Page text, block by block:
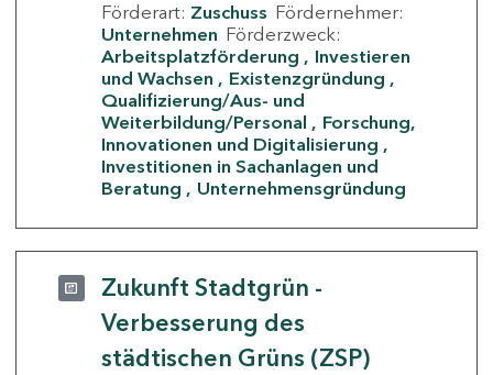
Förderart: Zuschuss Fördernehmer:
Unternehmen Förderzweck:
Arbeitsplatzförderung
Investieren
und Wachsen
Existenzgründung
Qualifizierung/Aus- und
Weiterbildung/Personal
Forschung,
Innovationen und Digitalisierung
Investitionen in Sachanlagen und
Beratung
Unternehmensgründung
Zukunft Stadtgrün -
Verbesserung des
städtischen Grüns (ZSP)